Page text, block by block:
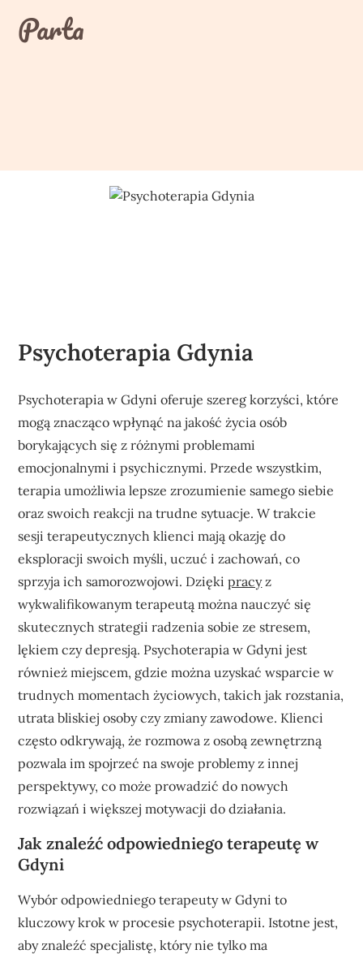
contentParta
Psychoterapia Gdynia
Psychoterapia w Gdyni oferuje szereg korzyści, które
mogą znacząco wpłynąć na jakość życia osób
borykających się z różnymi problemami
emocjonalnymi i psychicznymi. Przede wszystkim,
terapia umożliwia lepsze zrozumienie samego siebie
oraz swoich reakcji na trudne sytuacje. W trakcie
sesji terapeutycznych klienci mają okazję do
eksploracji swoich myśli, uczuć i zachowań, co
sprzyja ich samorozwojowi. Dziękipracyz
wykwalifikowanym terapeutą można nauczyć się
skutecznych strategii radzenia sobie ze stresem,
lękiem czy depresją. Psychoterapia w Gdyni jest
również miejscem, gdzie można uzyskać wsparcie w
trudnych momentach życiowych, takich jak rozstania,
utrata bliskiej osoby czy zmiany zawodowe. Klienci
często odkrywają, że rozmowa z osobą zewnętrzną
pozwala im spojrzeć na swoje problemy z innej
perspektywy, co może prowadzić do nowych
rozwiązań i większej motywacji do działania.
Jak znaleźć odpowiedniego terapeutę w
Gdyni
Wybór odpowiedniego terapeuty w Gdyni to
kluczowy krok w procesie psychoterapii. Istotne jest,
aby znaleźć specjalistę, który nie tylko ma